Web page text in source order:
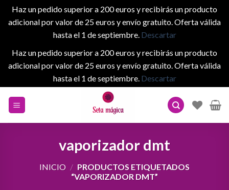
Haz un pedido superior a 200 euros y recibirás un producto
adicional por valor de 25 euros y envío gratuito. Oferta válida
hasta el 1 de septiembre. Descartar
Haz un pedido superior a 200 euros y recibirás un producto
adicional por valor de 25 euros y envío gratuito. Oferta válida
hasta el 1 de septiembre. Descartar
vaporizador dmt
INICIO / PRODUCTOS ETIQUETADOS
“VAPORIZADOR DMT”